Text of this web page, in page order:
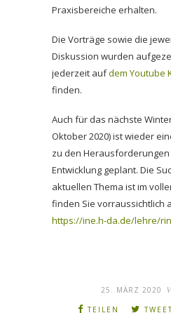
Praxisbereiche erhalten.
Die Vorträge sowie die
Diskussion wurden
jederzeit aufdem Youtube
finden.
Auch für das nächste
Oktober 2020) ist wieder
zu den
Entwicklung geplant. Die
aktuellen Thema ist im
finden Sie vorraussichtlich
https://ine.h-da.de/lehre/
25. MÄRZ 2020
TEILEN